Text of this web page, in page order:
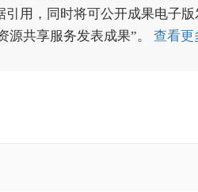
用，同时将可公开成果电子
源共享服务发表成果”。 查看